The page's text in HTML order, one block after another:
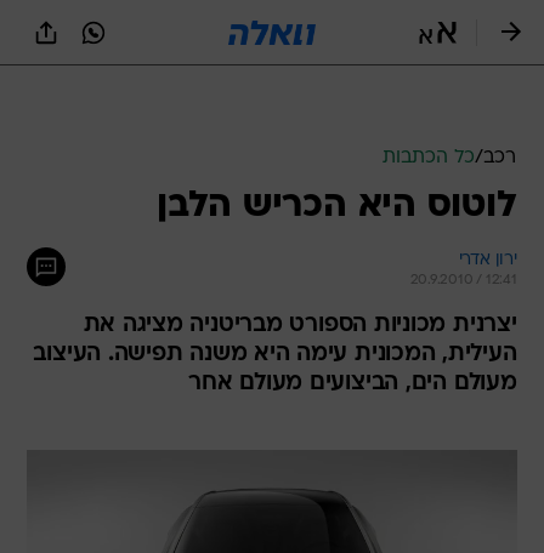
רכב/כל הכתבות
לוטוס היא הכריש הלבן
ירון אדרי
20.9.2010 / 12:41
יצרנית מכוניות הספורט מבריטניה מציגה את
העילית, המכונית עימה היא משנה תפישה. העיצוב
מעולם הים, הביצועים מעולם אחר